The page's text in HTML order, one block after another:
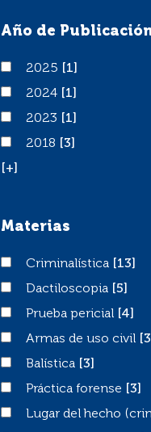
Año de
20252025
[1]
20242024
[1]
20232023
[1]
20182018
[3]
[+]
Materias
Criminalística
Criminalística
[13]
Dactiloscopia
Dactiloscopia
[5]
Prueba pericial
Prueba pericial
[4]
Armas de uso civil
Armas de uso civil
[3]
BalísticaBalística
[3]
Práctica forense
Práctica forense
[3]
Lugar del hecho
Lugar del hecho